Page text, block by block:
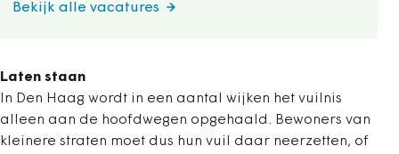
Bekijk alle vacatures
Laten staan
In Den Haag wordt in een aantal wijken het vuilnis
alleen aan de hoofdwegen opgehaald. Bewoners van
kleinere straten moet dus hun vuil daar neerzetten, of